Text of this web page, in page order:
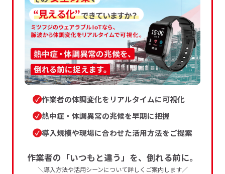
作業者の体調変化をリアルタイムに可視化
熱中症・体調異常の兆候を早期に把握
導入規模や現場に合わせた活用方法をご提案
作業者の「いつもと違う」を、倒れる前に。
＼導入方法や活用シーンについて詳しくご案内します／